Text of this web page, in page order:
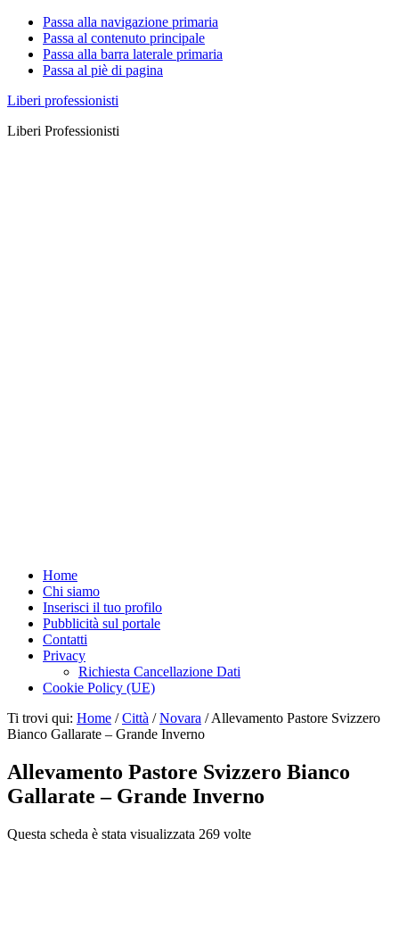
Passa alla navigazione primaria
Passa al contenuto principale
Passa alla barra laterale primaria
Passa al piè di pagina
Liberi professionisti
Liberi Professionisti
Home
Chi siamo
Inserisci il tuo profilo
Pubblicità sul portale
Contatti
Privacy
Richiesta Cancellazione Dati
Cookie Policy (UE)
Ti trovi qui: Home / Città / Novara /Allevamento Pastore Svizzero
Bianco Gallarate – Grande Inverno
Allevamento Pastore Svizzero Bianco
Gallarate – Grande Inverno
Questa scheda è stata visualizzata 269 volte